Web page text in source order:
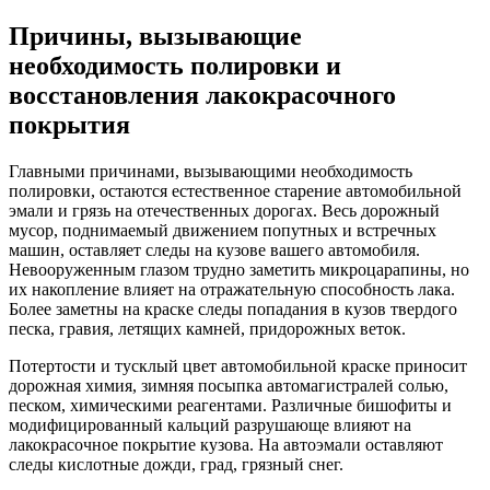
Причины, вызывающие
необходимость полировки и
восстановления лакокрасочного
покрытия
Главными причинами, вызывающими необходимость
полировки, остаются естественное старение автомобильной
эмали и грязь на отечественных дорогах. Весь дорожный
мусор, поднимаемый движением попутных и встречных
машин, оставляет следы на кузове вашего автомобиля.
Невооруженным глазом трудно заметить микроцарапины, но
их накопление влияет на отражательную способность лака.
Более заметны на краске следы попадания в кузов твердого
песка, гравия, летящих камней, придорожных веток.
Потертости и тусклый цвет автомобильной краске приносит
дорожная химия, зимняя посыпка автомагистралей солью,
песком, химическими реагентами. Различные бишофиты и
модифицированный кальций разрушающе влияют на
лакокрасочное покрытие кузова. На автоэмали оставляют
следы кислотные дожди, град, грязный снег.